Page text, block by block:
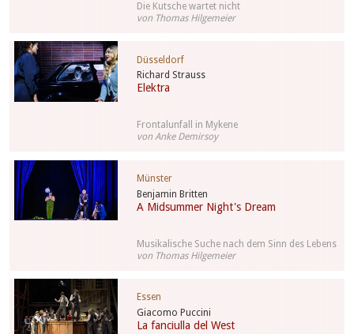
Die Kutsche wartet nicht
von Thomas Hilgemeier
Richard Strauss
Elektra
Düsseldorf
Frontalunfall in Mykene
von Anke Demirsoy
Benjamin Britten
A Midsummer Night's Dream
Münster
Musikalische Suche nach dem Sinn des Lebens
von Thomas Hilgemeier
Giacomo Puccini
La fanciulla del West
Essen